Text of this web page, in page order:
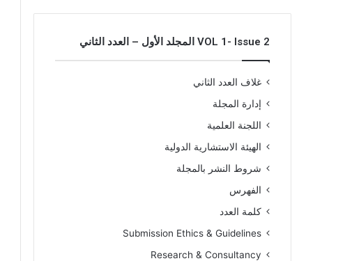
VOL 1- Issue 2 المجلد الأول – العدد الثاني
غلاف العدد الثاني
إدارة المجلة
اللجنة العلمية
الهيئة الاستشارية الدولية
شروط النشر بالمجلة
الفهرس
كلمة العدد
Submission Ethics & Guidelines
Research & Consultancy